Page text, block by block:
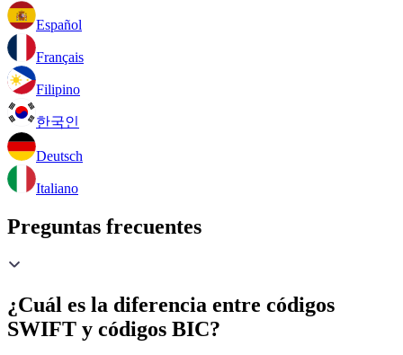
Español
Français
Filipino
한국인
Deutsch
Italiano
Preguntas frecuentes
¿Cuál es la diferencia entre códigos
SWIFT y códigos BIC?